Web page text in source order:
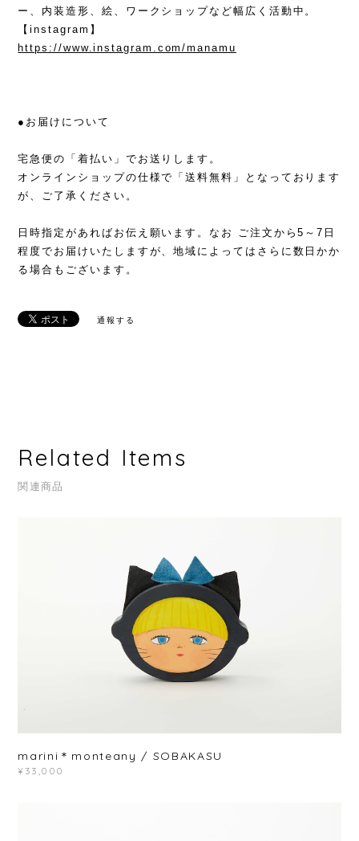
ー、内装造形、絵、ワークショップなど幅広く活動中。
【instagram】
https://www.instagram.com/manamu
●お届けについて
宅急便の「着払い」でお送りします。
オンラインショップの仕様で「送料無料」となっております
が、ご了承ください。
日時指定があればお伝え願います。なお ご注文から5～7日
程度でお届けいたしますが、地域によってはさらに数日かか
る場合もございます。
通報する
Related Items
関連商品
marini＊monteany / SOBAKASU
¥33,000